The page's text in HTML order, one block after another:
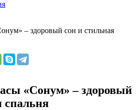
– здоровый сон и стильная
«Сонум» – здоровый
спальня